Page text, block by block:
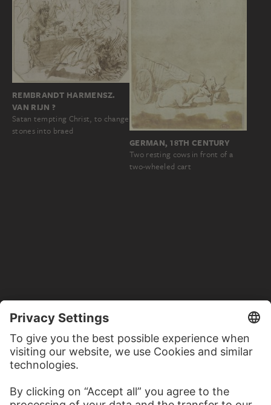
REMBRANDT HARMENSZ.
VAN RIJN ?
Satan tempting Christ, to change
stones into braed
GERMAN, 18TH CENTURY
Two resting cows in front of a
two-wheeled cart